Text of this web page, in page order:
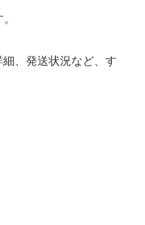
、発送状況など、す